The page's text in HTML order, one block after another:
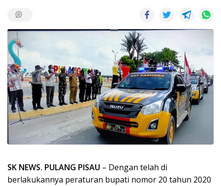
SK NEWS. PULANG PISAU – Dengan telah di
berlakukannya peraturan bupati nomor 20 tahun 2020